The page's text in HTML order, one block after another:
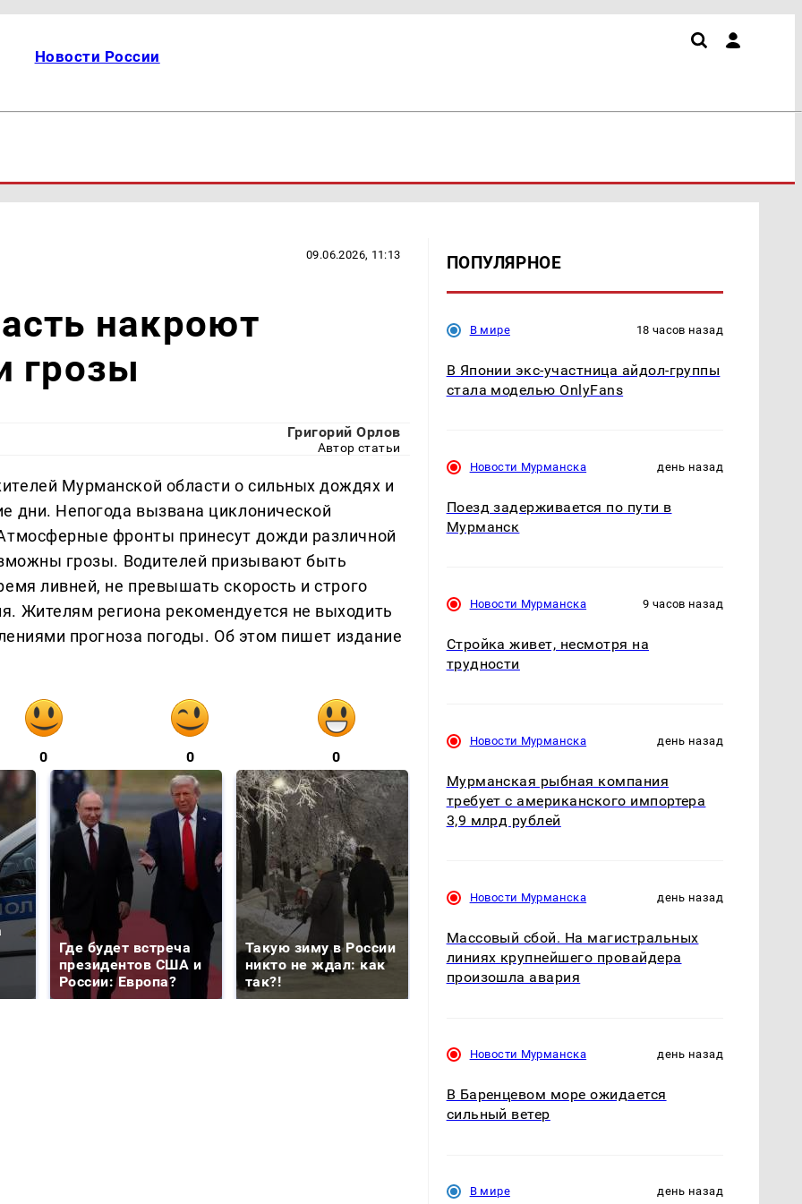
Новости России
09.06.2026, 11:13
накроют
грозы
Григорий Орлов
Автор статьи
Мурманской области о сильных дождях и
дни. Непогода вызвана циклонической
фронты принесут дожди различной
грозы. Водителей призывают быть
ливней, не превышать скорость и строго
Жителям региона рекомендуется не выходить
прогноза погоды. Об этом пишет издание
0 0 0
Где будет встреча
президентов США и
России: Европа?
Такую зиму в России
никто не ждал: как
так?!
Как выглядит место
крушение вертолета на
Кавказе: смотреть
На Урале из казны
были украдены 18
ПОПУЛЯРНОЕ
В мире 18 часов назад
В Японии экс-участница айдол-группы
стала моделью OnlyFans
Новости Мурманска день назад
Поезд задерживается по пути в
Мурманск
Новости Мурманска 9 часов назад
Стройка живет, несмотря на
трудности
Новости Мурманска день назад
Мурманская рыбная компания
требует с американского импортера
3,9 млрд рублей
Новости Мурманска день назад
Массовый сбой. На магистральных
линиях крупнейшего провайдера
произошла авария
Новости Мурманска день назад
В Баренцевом море ожидается
сильный ветер
В мире день назад